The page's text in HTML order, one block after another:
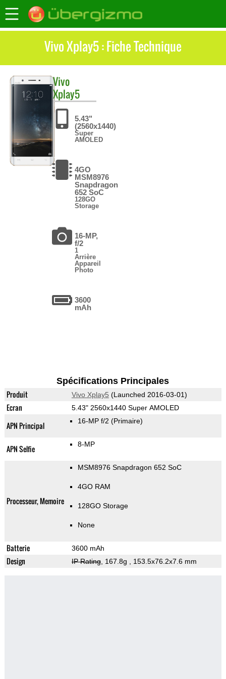
Vivo Xplay5 : Fiche Technique
Vivo
Xplay5
5.43"
(2560x1440)
Super
AMOLED
4GO
MSM8976
Snapdragon
652 SoC
128GO
Storage
16-MP,
f/2
1
Arrière
Appareil
Photo
3600
mAh
Spécifications Principales
Produit Vivo Xplay5 (Launched 2016-03-01)
Ecran 5.43" 2560x1440 Super AMOLED
APN Principal 16-MP f/2 (Primaire)
APN Selfie 8-MP
Processeur, Memoire
MSM8976 Snapdragon 652 SoC
4GO RAM
128GO Storage
None
Batterie 3600 mAh
Design IP Rating, 167.8g , 153.5x76.2x7.6 mm